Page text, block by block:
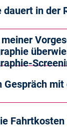
dauert in der
Gespräch